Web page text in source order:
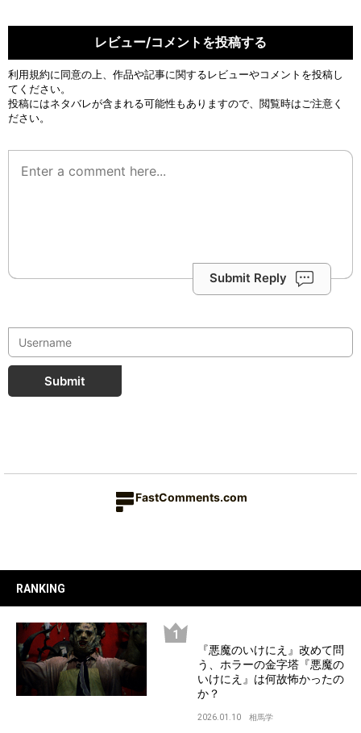
レビュー/コメントを投稿する
利用規約に同意の上、作品や記事に関するレビューやコメントを投稿し
てください。
投稿にはネタバレが含まれる可能性もありますので、閲覧時はご注意く
ださい。
Submit Reply
Submit
FastComments.com
RANKING
『悪魔のいけにえ』改めて問
う、ホラーの金字塔『悪魔の
いけにえ』は何故怖かったの
か？
2026.01.10 相馬学